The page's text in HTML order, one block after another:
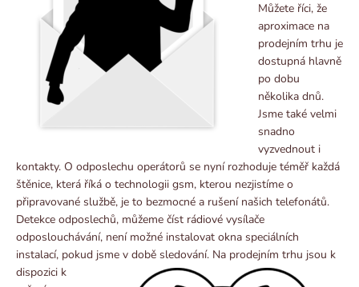
Můžete říci, že
aproximace na
prodejním trhu je
dostupná hlavně
po dobu
několika dnů.
Jsme také velmi
snadno
vyzvednout i
kontakty. O odposlechu operátorů se nyní rozhoduje téměř každá
štěnice, která říká o technologii gsm, kterou nezjistíme o
připravované službě, je to bezmocné a rušení našich telefonátů.
Detekce odposlechů, můžeme číst rádiové vysílače
odposlouchávání, není možné instalovat okna speciálních
instalací, pokud jsme v době sledování. Na prodejním trhu jsou k
dispozici k